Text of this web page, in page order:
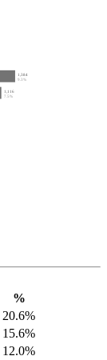
1,384
9.3%
1,116
7.5%
%
20.6%
15.6%
12.0%